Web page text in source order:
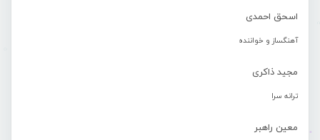
اسحق احمدی
آهنگساز و خواننده
مجید ذاکری
ترانه سرا
معین راهبر